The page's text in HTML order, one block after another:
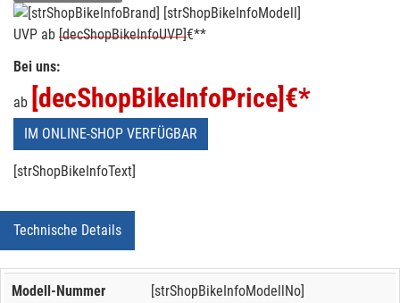
UVP ab [decShopBikeInfoUVP]€**
Bei uns:
ab [decShopBikeInfoPrice] €*
IM ONLINE-SHOP VERFÜGBAR
[strShopBikeInfoText]
Technische Details
Modell-Nummer [strShopBikeInfoModellNo]